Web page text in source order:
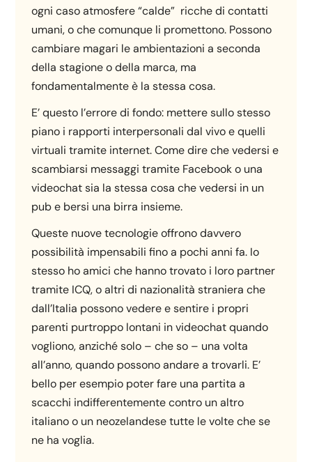
ogni caso atmosfere “calde” ricche di contatti
umani, o che comunque li promettono. Possono
cambiare magari le ambientazioni a seconda
della stagione o della marca, ma
fondamentalmente è la stessa cosa.
E’ questo l’errore di fondo: mettere sullo stesso
piano i rapporti interpersonali dal vivo e quelli
virtuali tramite internet. Come dire che vedersi e
scambiarsi messaggi tramite Facebook o una
videochat sia la stessa cosa che vedersi in un
pub e bersi una birra insieme.
Queste nuove tecnologie offrono davvero
possibilità impensabili fino a pochi anni fa. Io
stesso ho amici che hanno trovato i loro partner
tramite ICQ, o altri di nazionalità straniera che
dall’Italia possono vedere e sentire i propri
parenti purtroppo lontani in videochat quando
vogliono, anziché solo – che so – una volta
all’anno, quando possono andare a trovarli. E’
bello per esempio poter fare una partita a
scacchi indifferentemente contro un altro
italiano o un neozelandese tutte le volte che se
ne ha voglia.